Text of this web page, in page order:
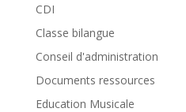
CDI
Classe bilangue
Conseil d'administration
Documents ressources
Education Musicale